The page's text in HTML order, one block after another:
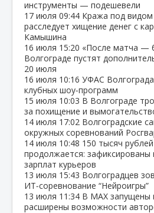
инструменты — подешевели
17 июля 09:44 Кража под
расследует хищение денег с
Камышина
16 июля 15:20 «После матча —
Волгограде пустят
20 июля
16 июля 10:16 УФАС
клубных шоу‑программ
15 июля 10:03 В Волгограде
за похищение и
14 июля 17:02 Волгоградские
окружных соревнований
14 июля 10:48 150 тысяч
продолжается:
зарплат курьеров
13 июля 15:43 Волгоградцев
ИТ‑соревнование “Нейроигры”
13 июля 11:34 В МАХ запущены
расширены возможности